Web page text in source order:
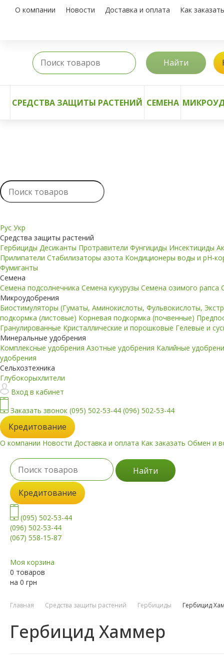
О компании Новости Доставка и оплата Как заказать
Найти
СРЕДСТВА ЗАЩИТЫ РАСТЕНИЙ СЕМЕНА
Рус Укр
Средства защиты растений
Гербициды Десиканты Протравители Фунгициды Инсектициды
Прилипатели Стабилизаторы азота Кондиционеры воды и pH-
Фумиганты
Семена
Семена подсолнечника Семена кукурузы Семена озимого рапса
Микроудобрения
Биостимуляторы (Гуматы, Аминокислоты, Фульвокислоты,
подкормка (листовые) Корневая подкормка (почвенные)
Гранулированные Кристаллические и порошковые Гелевые и
Минеральные удобрения
Комплексные удобрения Азотные удобрения Калийные
удобрения
Сельхозтехника
Глубокорыхлители
Вход в кабинет
Заказать звонок (095) 502-53-44 (096) 502-53-44
Кредитование
О компании Новости Доставка и оплата Как заказать Обмен и
Найти
Кредитование
(095) 502-53-44
(096) 502-53-44
(067) 558-15-87
Моя корзина
0 товаров
на 0 грн
Главная Средства защиты растений Гербициды Гербицид
Гербицид Хаммер